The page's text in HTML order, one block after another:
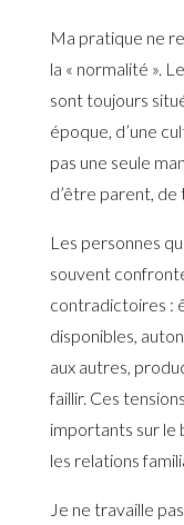
Ma pratique ne
la « normalité ».
sont toujours
époque, d’une
pas une seule
d’être parent, de
Les personnes
souvent
contradictoires :
disponibles,
aux autres,
faillir. Ces
importants sur le
les relations
Je ne travaille